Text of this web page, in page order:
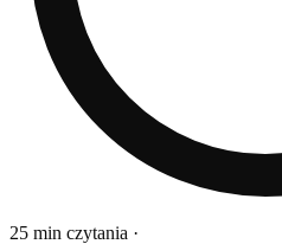
25 min czytania ·